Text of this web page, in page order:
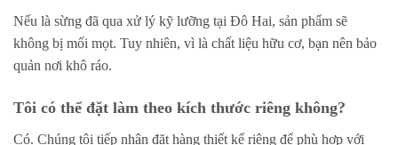
Nếu là sừng đã qua xử lý kỹ lưỡng tại Đô Hai, sản phẩm sẽ
không bị mối mọt. Tuy nhiên, vì là chất liệu hữu cơ, bạn nên bảo
quản nơi khô ráo.
Tôi có thể đặt làm theo kích thước riêng không?
Có. Chúng tôi tiếp nhận đặt hàng thiết kế riêng để phù hợp với